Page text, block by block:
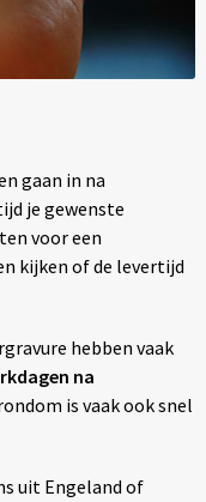
gaan in na
je gewenste
voor een
kijken of de levertijd
hebben vaak
na
is vaak ook snel
uit Engeland of